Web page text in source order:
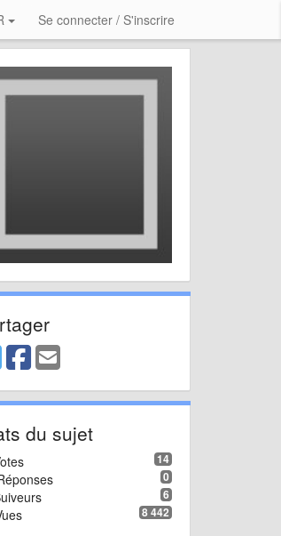
Se connecter / S'inscrire
du sujet
14
0
6
8 442